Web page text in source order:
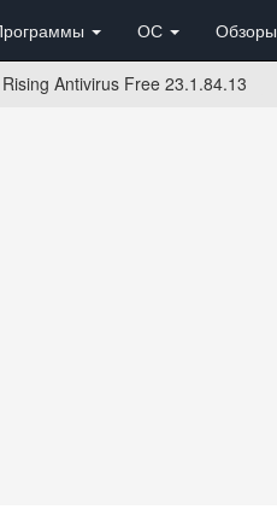
ОС Обзоры
Rising Antivirus Free 23.1.84.13